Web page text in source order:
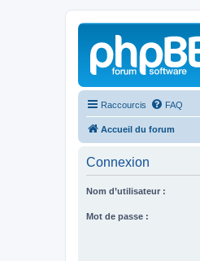
Raccourcis FAQ
Accueil du forum
Connexion
Nom d’utilisateur :
Mot de passe :